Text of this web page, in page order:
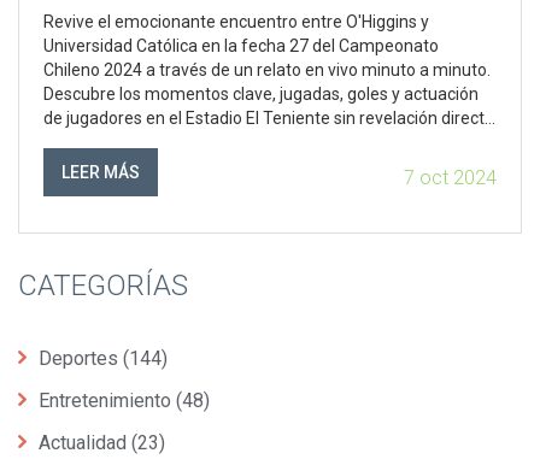
Revive el emocionante encuentro entre O'Higgins y
Universidad Católica en la fecha 27 del Campeonato
Chileno 2024 a través de un relato en vivo minuto a minuto.
Descubre los momentos clave, jugadas, goles y actuación
de jugadores en el Estadio El Teniente sin revelación directa
acercamiento detallado de la acción en tiempo real de este
LEER MÁS 7 oct 2024
CATEGORÍAS
Deportes (144)
Entretenimiento (48)
Actualidad (23)